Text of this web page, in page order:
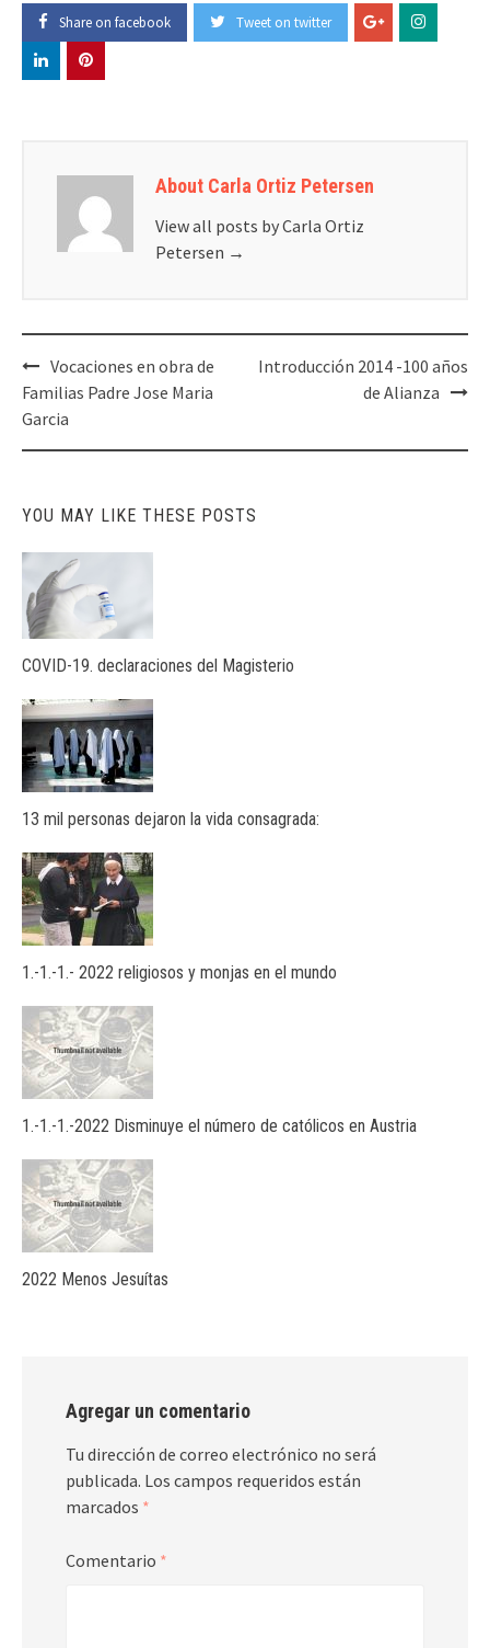
Share on facebook Tweet on twitter
About Carla Ortiz Petersen
View all posts by Carla Ortiz
Petersen →
Post
navigation
Vocaciones en obra de
Familias Padre Jose Maria
Garcia
Introducción 2014 -100 años
de Alianza
YOU MAY LIKE THESE POSTS
COVID-19. declaraciones del Magisterio
13 mil personas dejaron la vida consagrada:
1.-1.-1.- 2022 religiosos y monjas en el mundo
1.-1.-1.-2022 Disminuye el número de católicos en Austria
2022 Menos Jesuítas
Agregar un comentario
Tu dirección de correo electrónico no será
publicada. Los campos requeridos están
marcados *
Comentario *